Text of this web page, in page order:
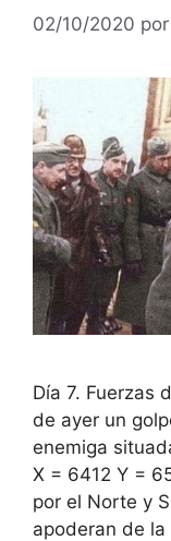
02/10/2020 por
Día 7. Fuerzas
de ayer un
enemiga
X = 6412 Y =
por el Norte y
apoderan de